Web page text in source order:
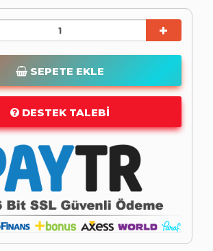
SEPETE EKLE
DESTEK TALEBI